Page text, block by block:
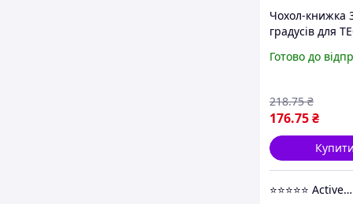
Чохол-книжка
градусів для
чорний
Готово до
176.75₴
218.75 ₴
Купити
⭐️⭐️⭐️⭐️⭐️ Active Point